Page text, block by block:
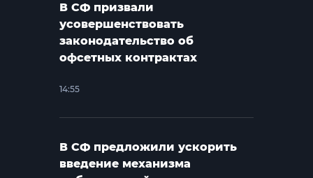
В СФ призвали
усовершенствовать
законодательство об
офсетных контрактах
14:55
В СФ предложили ускорить
введение механизма